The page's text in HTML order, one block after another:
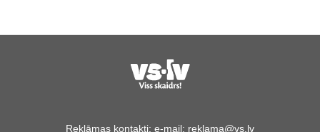
Reklāmas kontakti: e-mail: reklama@vs.lv